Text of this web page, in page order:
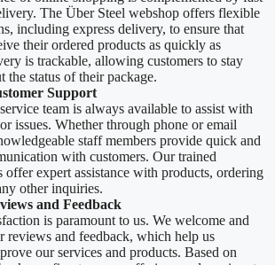
The Über Steel webshop offers flexible
including express delivery, to ensure that
their ordered products as quickly as
is trackable, allowing customers to stay
the status of their package.
Support
team is always available to assist with
issues. Whether through phone or email
staff members provide quick and
with customers. Our trained
offer expert assistance with products, ordering
other inquiries.
and Feedback
is paramount to us. We welcome and
reviews and feedback, which help us
our services and products. Based on